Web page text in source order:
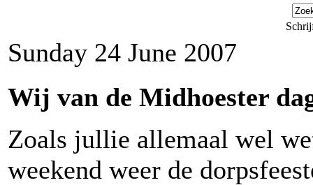
Sunday 24 June 2007
Wij van de Midhoester
Zoals jullie allemaal wel
weekend weer de